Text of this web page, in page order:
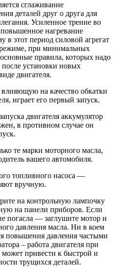
сглаживание
деталей друг о друга для
Усиленное трение во
нагревание
в этот период силовой агрегат
при минимальных
правила, которых надо
установки новых
двигателя.
на качество обкатки
играет его первый запуск.
двигателя аккумулятор
в противном случае он
те марки моторного масла,
вашего автомобиля.
топливного насоса —
вручную.
на контрольную лампочку
на панели приборов. Если
погасла — заглушите мотор и
давления масла. Ни в коем
повышения давления частыми
– работа двигателя при
может привести к быстрой и
трущихся деталей.